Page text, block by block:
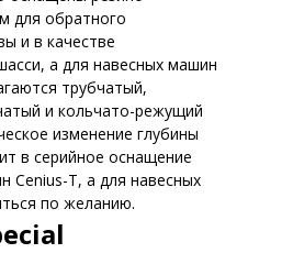
для обратного
и в качестве
а для навесных машин
трубчатый,
и кольчато-режущий
изменение глубины
в серийное оснащение
Cenius-T, а для навесных
по желанию.